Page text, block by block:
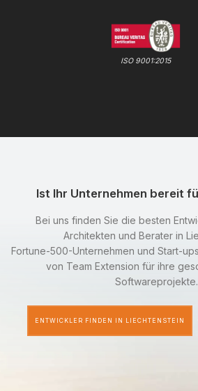
ISO 9001:2015
Ist Ihr Unternehmen bereit
Bei uns finden Sie die besten
Architekten und Berater in
Fortune-500-Unternehmen und Start-
von Team Extension für ihre
Softwareprojekte.
ENTWICKLER FINDEN IN LIECHTENSTEIN